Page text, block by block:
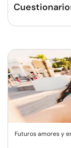
Futuros amores y